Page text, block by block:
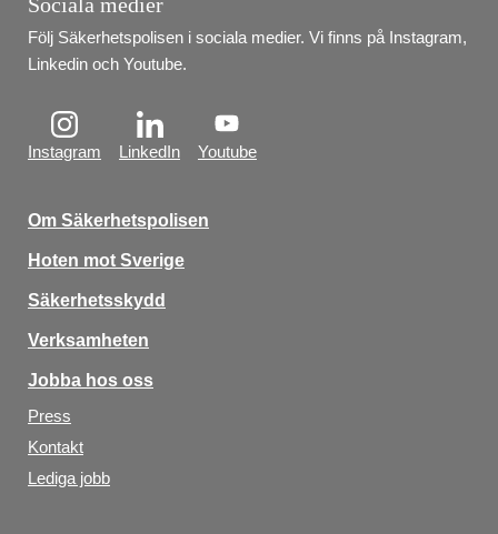
Följ Säkerhetspolisen i sociala medier. Vi finns på Instagram,
Linkedin och Youtube.
Instagram LinkedIn Youtube
Om Säkerhetspolisen
Hoten mot Sverige
Säkerhetsskydd
Verksamheten
Jobba hos oss
Press
Kontakt
Lediga jobb